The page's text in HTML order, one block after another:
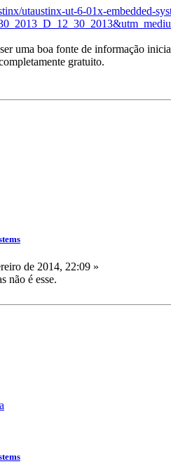
utaustinx-ut-6-01x-embedded-
uma boa fonte de informação
gratuito.
de 2014, 22:09 »
não é esse.